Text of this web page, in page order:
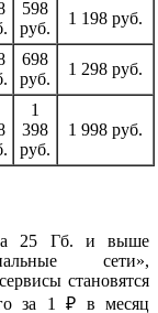
598
руб.
1 198 руб.
698
руб.
1 298 руб.
1
398
руб.
1 998 руб.
25 Гб. и выше
сети»,
становятся
за 1 ₽ в месяц